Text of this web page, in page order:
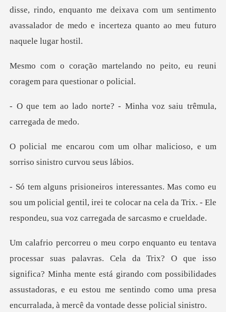
se, rindo, enquanto me deixava com um sentimento
avassalador
do no peito, eu reuni
corage
te? - Minha voz saiu tr
olhar malicioso, e um
sorriso
ou um policial gentil, irei te colocar na cela da Trix. -
ix? O que isso
significa? Minha mente está girando com possibilidades
assustadoras, e eu